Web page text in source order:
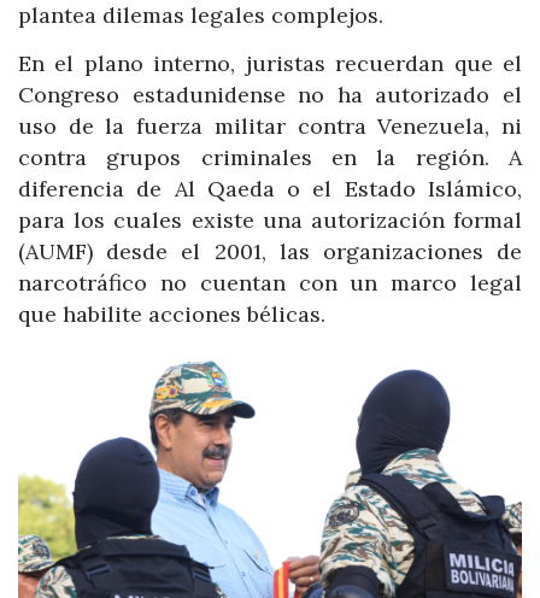
plantea dilemas legales complejos.
En el plano interno, juristas recuerdan que el
Congreso estadunidense no ha autorizado el
uso de la fuerza militar contra Venezuela, ni
contra grupos criminales en la región. A
diferencia de Al Qaeda o el Estado Islámico,
para los cuales existe una autorización formal
(AUMF) desde el 2001, las organizaciones de
narcotráfico no cuentan con un marco legal
que habilite acciones bélicas.